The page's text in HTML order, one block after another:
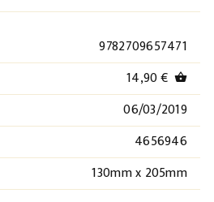
9782709657471
14,90 € shopping_basket
06/03/2019
4656946
130mm x 205mm